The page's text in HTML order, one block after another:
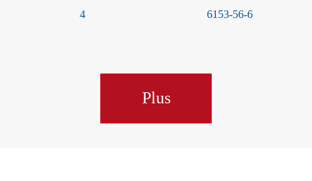
4
6153-56-6
Plus